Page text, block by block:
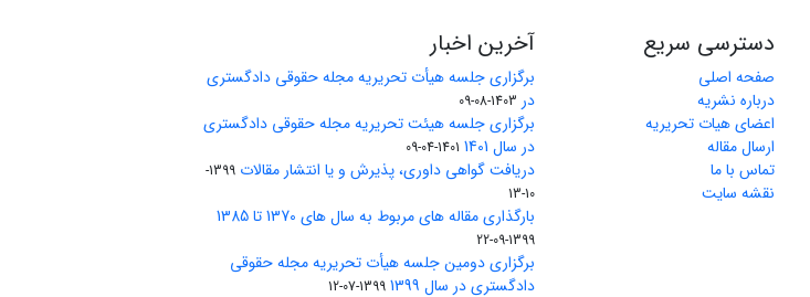
دسترسی سریع
صفحه اصلی
درباره نشریه
اعضای هیات تحریریه
ارسال مقاله
تماس با ما
نقشه سایت
آخرین اخبار
برگزاری جلسه هیأت تحریریه مجله حقوقی دادگستری
در 1403-08-09
برگزاری جلسه هیئت تحریریه مجله حقوقی دادگستری
در سال 1401
1401-04-09
دریافت گواهی داوری، پذیرش و یا انتشار مقالات
1399-
10-13
بارگذاری مقاله های مربوط به سال های 1370 تا 1385
1399-09-22
برگزاری دومین جلسه هیأت تحریریه مجله حقوقی
دادگستری در سال 1399
1399-07-12